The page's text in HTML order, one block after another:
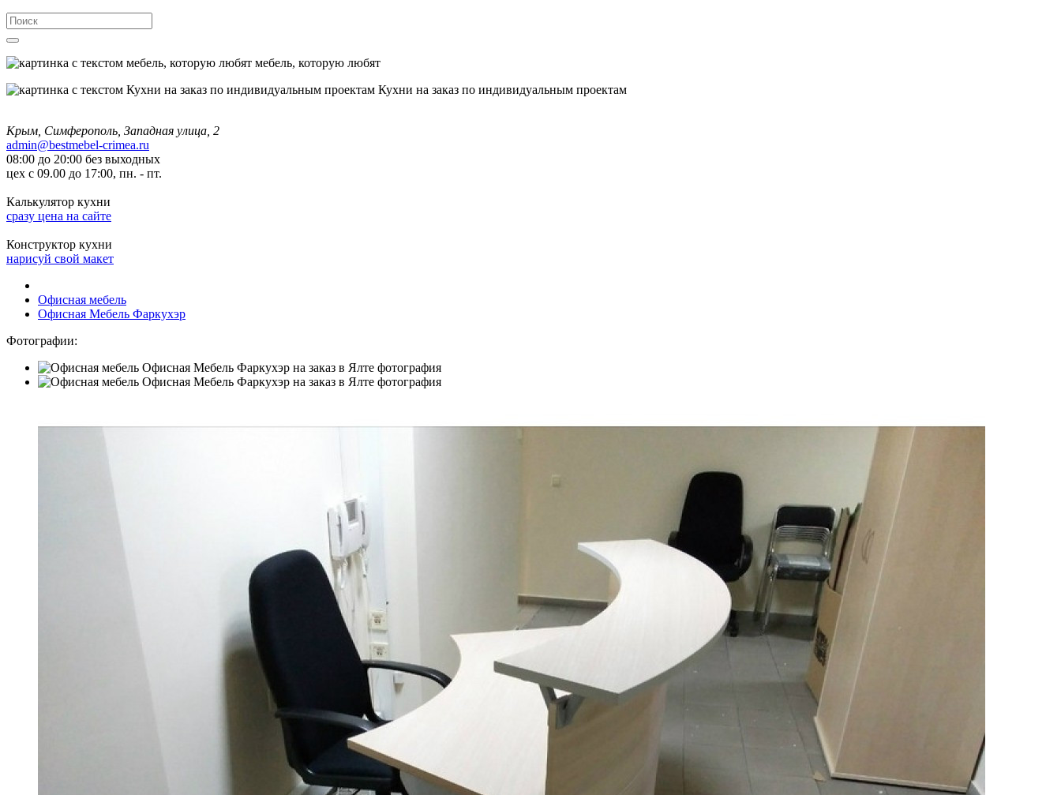
мебель, которую любят
Кухни на заказ по индивидуальным проектам
Крым, Симферополь, Западная улица, 2
admin@bestmebel-crimea.ru
08:00 до 20:00 без выходных
цех с 09.00 до 17:00, пн. - пт.
Калькулятор кухни
сразу цена на сайте
Конструктор кухни
нарисуй свой макет
Офисная мебель
Офисная Мебель Фаркухэр
Фотографии: